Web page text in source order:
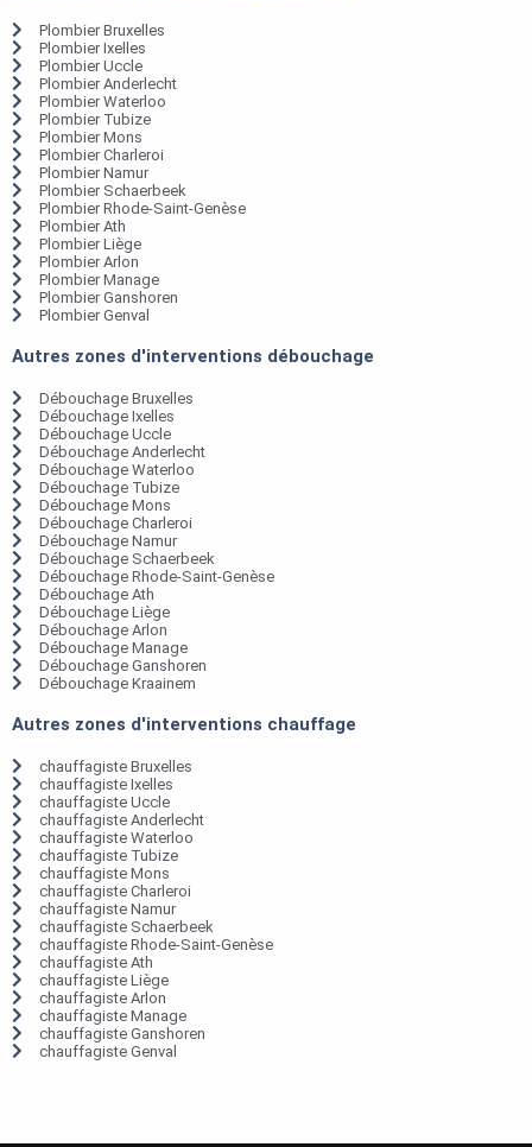
Plombier Bruxelles
Plombier Ixelles
Plombier Uccle
Plombier Anderlecht
Plombier Waterloo
Plombier Tubize
Plombier Mons
Plombier Charleroi
Plombier Namur
Plombier Schaerbeek
Plombier Rhode-Saint-Genèse
Plombier Ath
Plombier Liège
Plombier Arlon
Plombier Manage
Plombier Ganshoren
Plombier Genval
Autres zones d'interventions débouchage
Débouchage Bruxelles
Débouchage Ixelles
Débouchage Uccle
Débouchage Anderlecht
Débouchage Waterloo
Débouchage Tubize
Débouchage Mons
Débouchage Charleroi
Débouchage Namur
Débouchage Schaerbeek
Débouchage Rhode-Saint-Genèse
Débouchage Ath
Débouchage Liège
Débouchage Arlon
Débouchage Manage
Débouchage Ganshoren
Débouchage Kraainem
Autres zones d'interventions chauffage
chauffagiste Bruxelles
chauffagiste Ixelles
chauffagiste Uccle
chauffagiste Anderlecht
chauffagiste Waterloo
chauffagiste Tubize
chauffagiste Mons
chauffagiste Charleroi
chauffagiste Namur
chauffagiste Schaerbeek
chauffagiste Rhode-Saint-Genèse
chauffagiste Ath
chauffagiste Liège
chauffagiste Arlon
chauffagiste Manage
chauffagiste Ganshoren
chauffagiste Genval